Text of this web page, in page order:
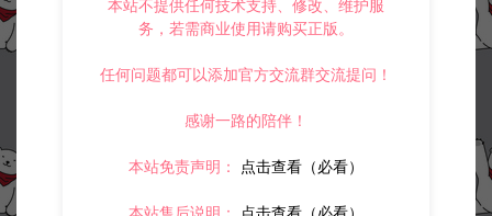
本站不提供任何技术支持、修改、维护服
务，若需商业使用请购买正版。
任何问题都可以添加官方交流群交流提问！
感谢一路的陪伴！
本站免责声明： 点击查看（必看）
本站售后说明： 点击查看（必看）